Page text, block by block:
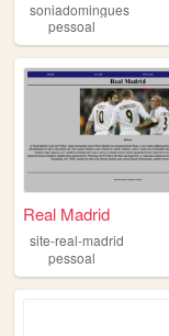
soniadomingues
pessoal
Real Madrid
site-real-madrid
pessoal